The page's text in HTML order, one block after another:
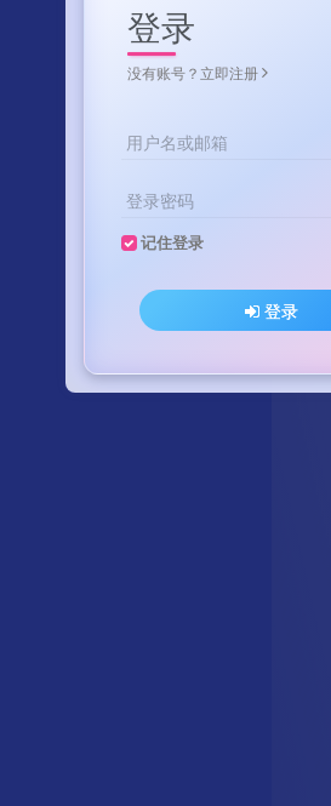
登录
没有账号？立即注册
用户名或邮箱
登录密码
记住登录
登录